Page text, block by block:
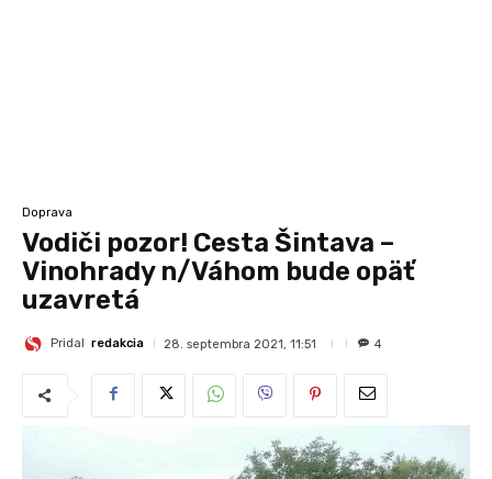
Doprava
Vodiči pozor! Cesta Šintava –
Vinohrady n/Váhom bude opäť
uzavretá
Pridal redakcia 28. septembra 2021, 11:51 4